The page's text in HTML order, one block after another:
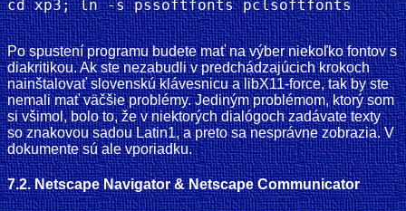
Po spustení programu budete mať na výber niekoľko fontov s
diakritikou. Ak ste nezabudli v predchádzajúcich krokoch
nainštalovať slovenskú klávesnicu a libX11-force, tak by ste
nemali mať väčšie problémy. Jediným problémom, ktorý som
si všimol, bolo to, že v niektorých dialógoch zadávate texty
so znakovou sadou Latin1, a preto sa nesprávne zobrazia. V
dokumente sú ale vporiadku.
7.2. Netscape Navigator & Netscape Communicator